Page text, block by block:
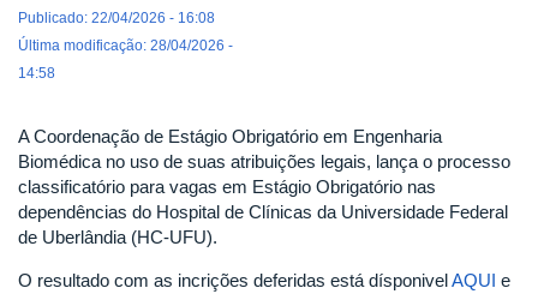
Publicado: 22/04/2026 - 16:08
Última modificação: 28/04/2026 -
14:58
A Coordenação de Estágio Obrigatório em Engenharia
Biomédica no uso de suas atribuições legais, lança o processo
classificatório para vagas em Estágio Obrigatório nas
dependências do Hospital de Clínicas da Universidade Federal
de Uberlândia (HC-UFU).
O resultado com as incrições deferidas está dísponivelAQUI e